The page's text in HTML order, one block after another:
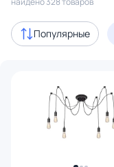
Популярные
Акции 34
Дизайнерский свет
В наличии